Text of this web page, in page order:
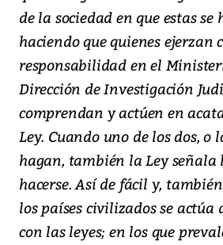
de la sociedad en que estas se
haciendo que quienes ejerzan
responsabilidad en el
Dirección de Investigación
comprendan y actúen en
Ley. Cuando uno de los dos, o
hagan, también la Ley señala
hacerse. Así de fácil y,
los países civilizados se actúa
con las leyes; en los que